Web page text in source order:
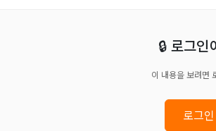
🔒 로그인
이 내용을 보려면
로그